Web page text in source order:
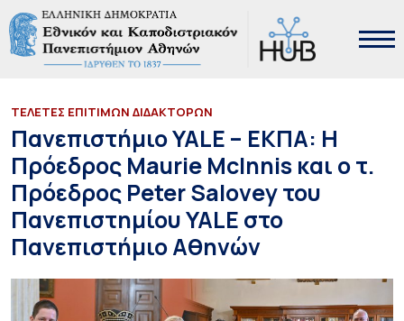
ΤΕΛΕΤΕΣ ΕΠΙΤΙΜΩΝ ΔΙΔΑΚΤΟΡΩΝ
Πανεπιστήμιο ΥΑLE – ΕΚΠΑ: Η
Πρόεδρος Maurie McInnis και ο τ.
Πρόεδρος Peter Salovey του
Πανεπιστημίου YALE στο
Πανεπιστήμιο Αθηνών